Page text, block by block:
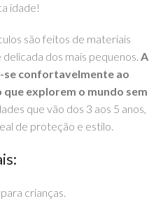
idade!
são feitos de materiais
dos mais pequenos. A
se confortavelmente ao
explorem o mundo sem
que vão dos 3 aos 5 anos,
de proteção e estilo.
crianças.